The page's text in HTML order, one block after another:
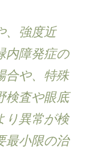
、強度近
内障発症の
合や、特殊
検査や眼底
り異常が検
最小限の治